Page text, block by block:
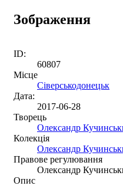
Зображення
ID:
60807
Місце
Сіверськодонецьк
Дата:
2017-06-28
Творець
Олександр
Колекція
Олександр
Правове регулювання
Олександр
Опис